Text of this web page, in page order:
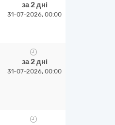
за 2 дні
31-07-2026, 00:00
за 2 дні
31-07-2026, 00:00